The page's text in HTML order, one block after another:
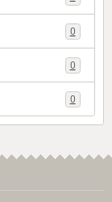
0
0
0